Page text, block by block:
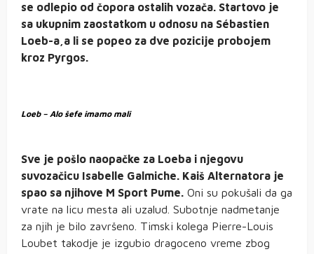
se odlepio od čopora ostalih vozača. Startovo je
sa ukupnim zaostatkom u odnosu na Sébastien
Loeb-a,a li se popeo za dve pozicije probojem
kroz Pyrgos.
Loeb – Alo šefe imamo mali
Sve je pošlo naopačke za Loeba i njegovu
suvozačicu Isabelle Galmiche. Kaiš Alternatora je
spao sa njihove M Sport Pume. Oni su pokušali da ga
vrate na licu mesta ali uzalud. Subotnje nadmetanje
za njih je bilo završeno. Timski kolega Pierre-Louis
Loubet takodje je izgubio dragoceno vreme zbog